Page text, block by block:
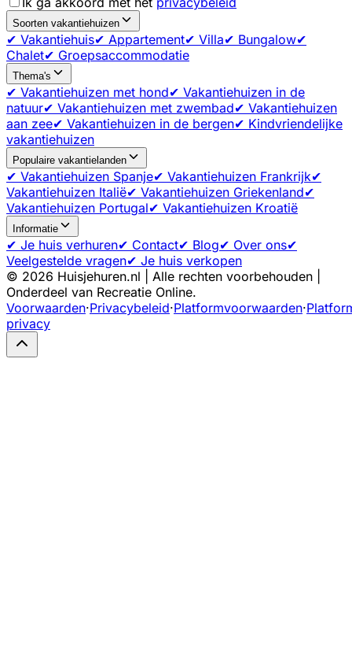
Soorten vakantiehuizen
✔ Vakantiehuis✔ Appartement✔ Villa✔ Bungalow✔
Chalet✔ Groepsaccommodatie
Thema's
✔ Vakantiehuizen met hond✔ Vakantiehuizen in de
natuur✔ Vakantiehuizen met zwembad✔ Vakantiehuizen
aan zee✔ Vakantiehuizen in de bergen✔ Kindvriendelijke
vakantiehuizen
Populaire vakantielanden
✔ Vakantiehuizen Spanje✔ Vakantiehuizen Frankrijk✔
Vakantiehuizen Italië✔ Vakantiehuizen Griekenland✔
Vakantiehuizen Portugal✔ Vakantiehuizen Kroatië
Informatie
✔ Je huis verhuren✔ Contact✔ Blog✔ Over ons✔
Veelgestelde vragen✔ Je huis verkopen
© 2026 Huisjehuren.nl | Alle rechten voorbehouden |
Onderdeel van Recreatie Online.
Voorwaarden·Privacybeleid·Platformvoorwaarden·
privacy